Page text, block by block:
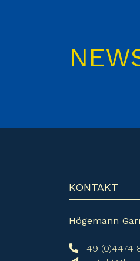
KONTAKT
Högemann
+49 (0)4474